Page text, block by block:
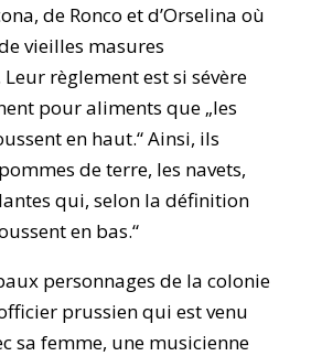
de Ronco et d’Orselina où
vieilles masures
règlement est si sévère
pour aliments que „les
en haut.“ Ainsi, ils
de terre, les navets,
qui, selon la définition
en bas.“
personnages de la colonie
prussien qui est venu
sa femme, une musicienne